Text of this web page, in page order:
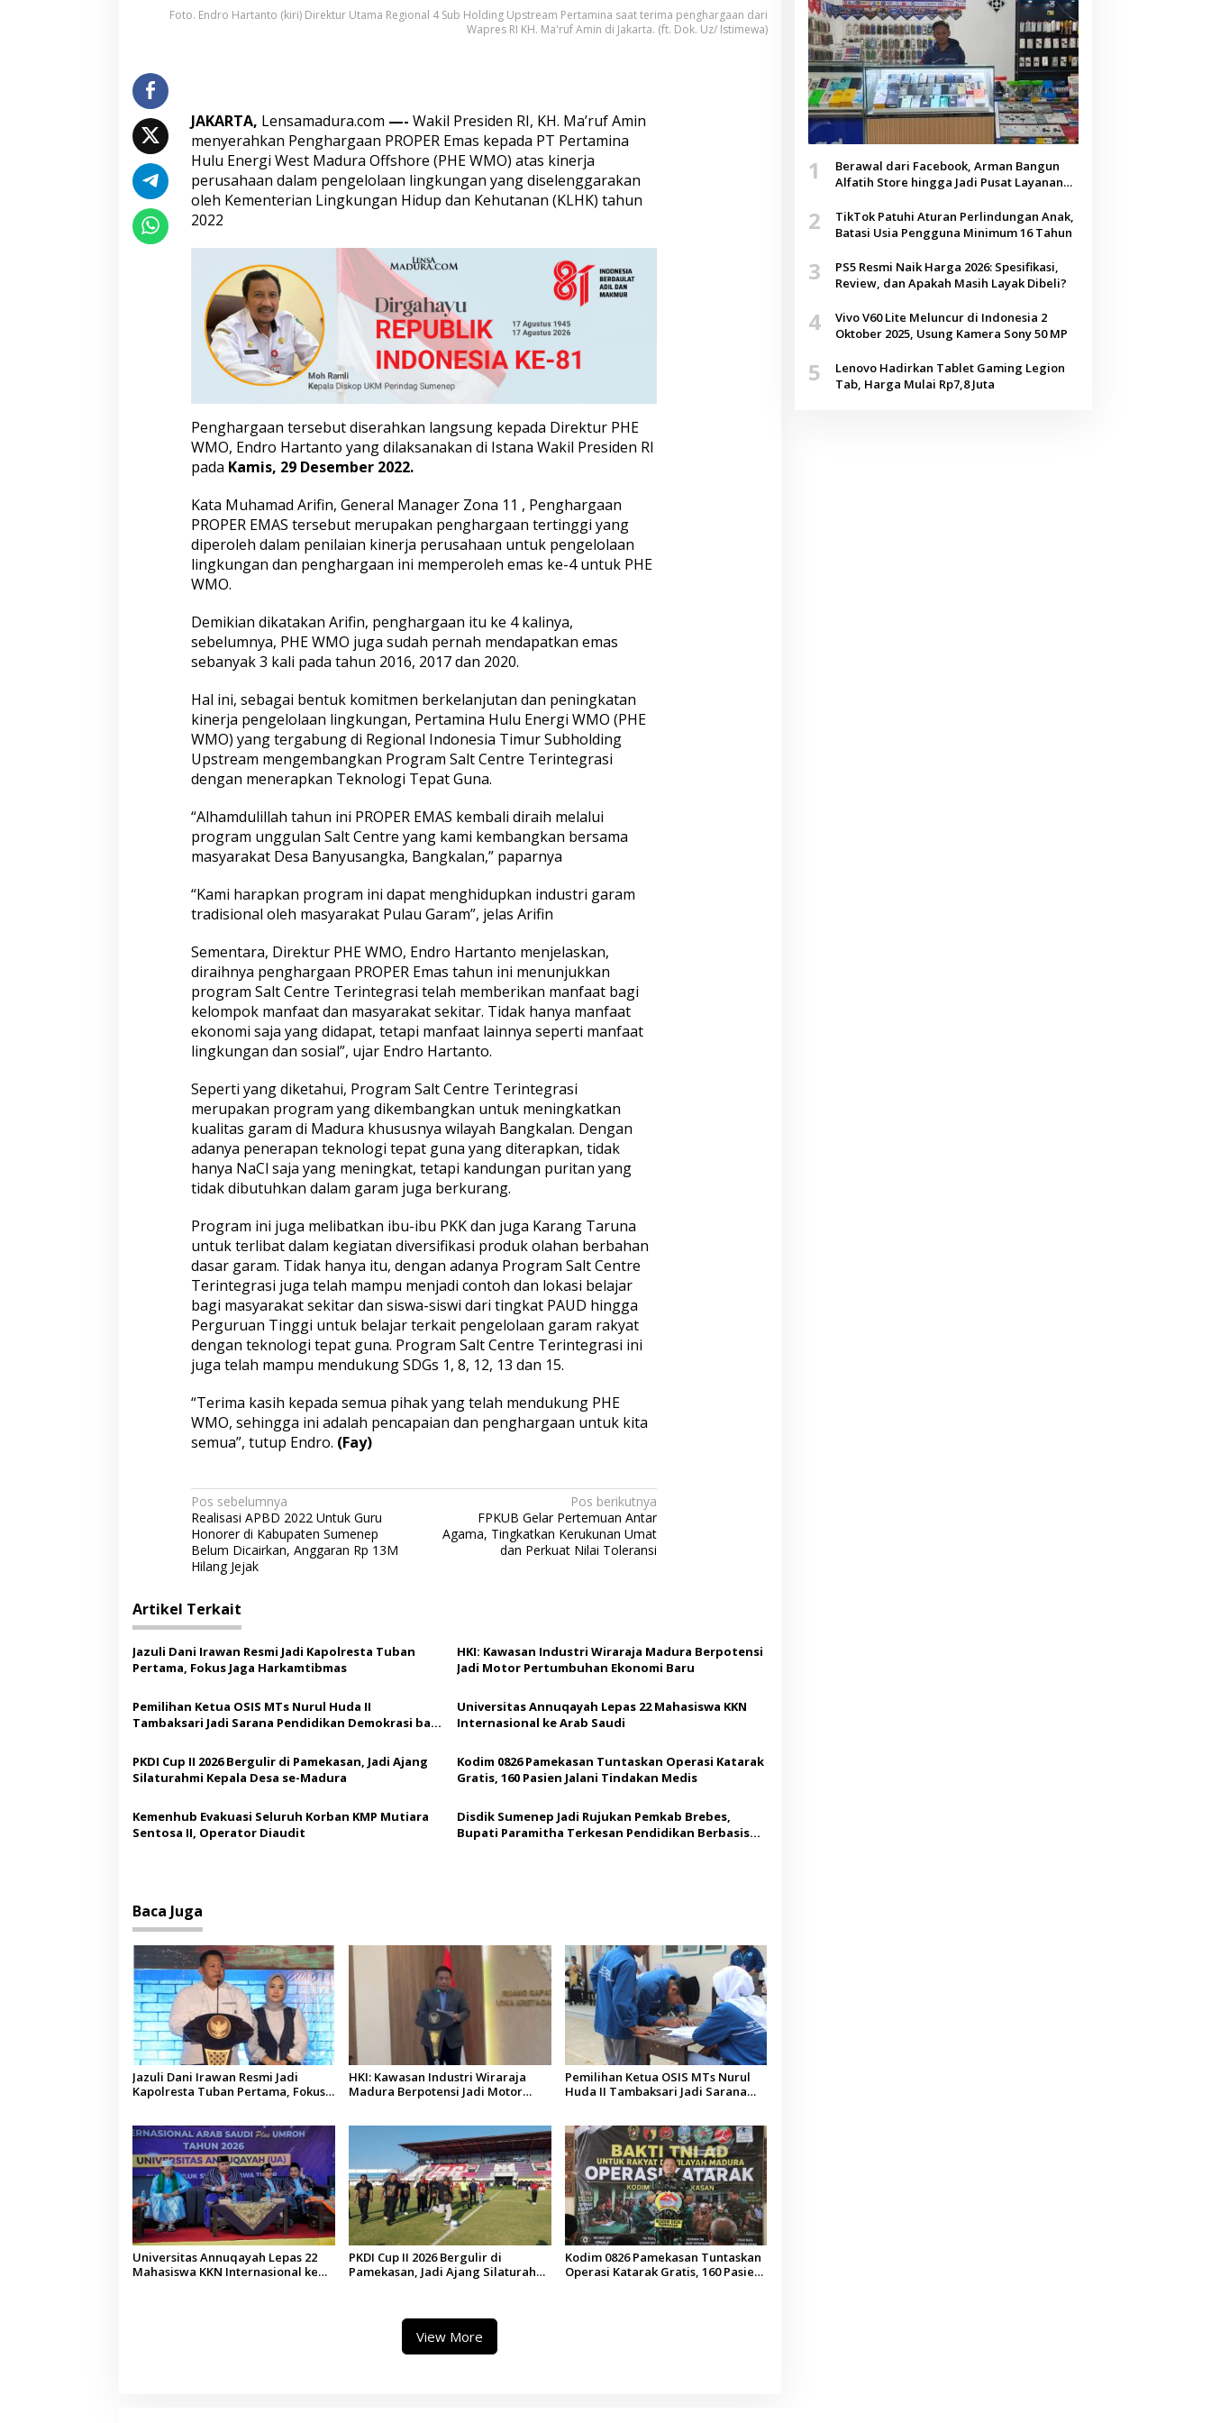
m
n
y
a
Foto. Endro Hartanto (kiri) Direktur Utama Regional 4 Sub Holding Upstream Pertamina saat terima penghargaan dari
Wapres RI KH. Ma'ruf Amin di Jakarta. (ft. Dok. Uz/ Istimewa)
JAKARTA, Lensamadura.com —- Wakil Presiden RI, KH. Ma’ruf Amin
menyerahkan Penghargaan PROPER Emas kepada PT Pertamina
Hulu Energi West Madura Offshore (PHE WMO) atas kinerja
perusahaan dalam pengelolaan lingkungan yang diselenggarakan
oleh Kementerian Lingkungan Hidup dan Kehutanan (KLHK) tahun
2022
Penghargaan tersebut diserahkan langsung kepada Direktur PHE
WMO, Endro Hartanto yang dilaksanakan di Istana Wakil Presiden RI
pada Kamis, 29 Desember 2022.
Kata Muhamad Arifin, General Manager Zona 11 , Penghargaan
PROPER EMAS tersebut merupakan penghargaan tertinggi yang
diperoleh dalam penilaian kinerja perusahaan untuk pengelolaan
lingkungan dan penghargaan ini memperoleh emas ke-4 untuk PHE
WMO.
Demikian dikatakan Arifin, penghargaan itu ke 4 kalinya,
sebelumnya, PHE WMO juga sudah pernah mendapatkan emas
sebanyak 3 kali pada tahun 2016, 2017 dan 2020.
Hal ini, sebagai bentuk komitmen berkelanjutan dan peningkatan
kinerja pengelolaan lingkungan, Pertamina Hulu Energi WMO (PHE
WMO) yang tergabung di Regional Indonesia Timur Subholding
Upstream mengembangkan Program Salt Centre Terintegrasi
dengan menerapkan Teknologi Tepat Guna.
“Alhamdulillah tahun ini PROPER EMAS kembali diraih melalui
program unggulan Salt Centre yang kami kembangkan bersama
masyarakat Desa Banyusangka, Bangkalan,” paparnya
“Kami harapkan program ini dapat menghidupkan industri garam
tradisional oleh masyarakat Pulau Garam”, jelas Arifin
Sementara, Direktur PHE WMO, Endro Hartanto menjelaskan,
diraihnya penghargaan PROPER Emas tahun ini menunjukkan
program Salt Centre Terintegrasi telah memberikan manfaat bagi
kelompok manfaat dan masyarakat sekitar. Tidak hanya manfaat
ekonomi saja yang didapat, tetapi manfaat lainnya seperti manfaat
lingkungan dan sosial”, ujar Endro Hartanto.
Seperti yang diketahui, Program Salt Centre Terintegrasi
merupakan program yang dikembangkan untuk meningkatkan
kualitas garam di Madura khususnya wilayah Bangkalan. Dengan
adanya penerapan teknologi tepat guna yang diterapkan, tidak
hanya NaCl saja yang meningkat, tetapi kandungan puritan yang
tidak dibutuhkan dalam garam juga berkurang.
Program ini juga melibatkan ibu-ibu PKK dan juga Karang Taruna
untuk terlibat dalam kegiatan diversifikasi produk olahan berbahan
dasar garam. Tidak hanya itu, dengan adanya Program Salt Centre
Terintegrasi juga telah mampu menjadi contoh dan lokasi belajar
bagi masyarakat sekitar dan siswa-siswi dari tingkat PAUD hingga
Perguruan Tinggi untuk belajar terkait pengelolaan garam rakyat
dengan teknologi tepat guna. Program Salt Centre Terintegrasi ini
juga telah mampu mendukung SDGs 1, 8, 12, 13 dan 15.
“Terima kasih kepada semua pihak yang telah mendukung PHE
WMO, sehingga ini adalah pencapaian dan penghargaan untuk kita
semua”, tutup Endro. (Fay)
N
a
v
i
g
a
s
i
p
o
s
Pos sebelumnya
Realisasi APBD 2022 Untuk Guru
Honorer di Kabupaten Sumenep
Belum Dicairkan, Anggaran Rp 13M
Hilang Jejak
Pos berikutnya
FPKUB Gelar Pertemuan Antar
Agama, Tingkatkan Kerukunan Umat
dan Perkuat Nilai Toleransi
Artikel Terkait
Jazuli Dani Irawan Resmi Jadi Kapolresta Tuban
Pertama, Fokus Jaga Harkamtibmas
HKI: Kawasan Industri Wiraraja Madura Berpotensi
Jadi Motor Pertumbuhan Ekonomi Baru
Pemilihan Ketua OSIS MTs Nurul Huda II
Tambaksari Jadi Sarana Pendidikan Demokrasi bagi
Universitas Annuqayah Lepas 22 Mahasiswa KKN
Internasional ke Arab Saudi
PKDI Cup II 2026 Bergulir di Pamekasan, Jadi Ajang
Silaturahmi Kepala Desa se-Madura
Kodim 0826 Pamekasan Tuntaskan Operasi Katarak
Gratis, 160 Pasien Jalani Tindakan Medis
Kemenhub Evakuasi Seluruh Korban KMP Mutiara
Sentosa II, Operator Diaudit
Disdik Sumenep Jadi Rujukan Pemkab Brebes,
Bupati Paramitha Terkesan Pendidikan Berbasis
Baca Juga
Jazuli Dani Irawan Resmi Jadi
Kapolresta Tuban Pertama, Fokus
HKI: Kawasan Industri Wiraraja
Madura Berpotensi Jadi Motor
Pemilihan Ketua OSIS MTs Nurul
Huda II Tambaksari Jadi Sarana
Universitas Annuqayah Lepas 22
Mahasiswa KKN Internasional ke
PKDI Cup II 2026 Bergulir di
Pamekasan, Jadi Ajang Silaturahmi
Kodim 0826 Pamekasan Tuntaskan
Operasi Katarak Gratis, 160 Pasien
View More
1
Berawal dari Facebook, Arman Bangun
Alfatih Store hingga Jadi Pusat Layanan
2
TikTok Patuhi Aturan Perlindungan Anak,
Batasi Usia Pengguna Minimum 16 Tahun
3
PS5 Resmi Naik Harga 2026: Spesifikasi,
Review, dan Apakah Masih Layak Dibeli?
4
Vivo V60 Lite Meluncur di Indonesia 2
Oktober 2025, Usung Kamera Sony 50 MP
5
Lenovo Hadirkan Tablet Gaming Legion
Tab, Harga Mulai Rp7,8 Juta